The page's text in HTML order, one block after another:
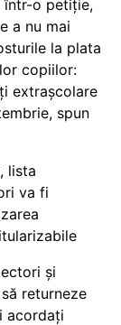
într-o petiție,
a nu mai
la plata
copiilor:
extrașcolare
spun
lista
va fi
și
returneze
acordați